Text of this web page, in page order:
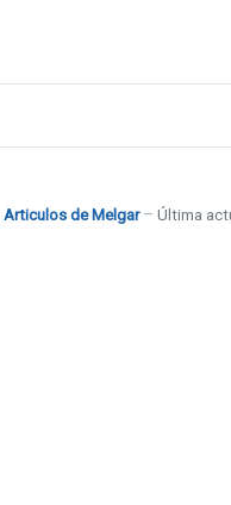
Articulos de Melgar Última